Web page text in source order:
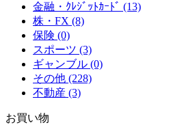
金融・ｸﾚｼﾞｯﾄｶｰﾄﾞ (13)
株・FX (8)
保険 (0)
スポーツ (3)
ギャンブル (0)
その他 (228)
不動産 (3)
お買い物